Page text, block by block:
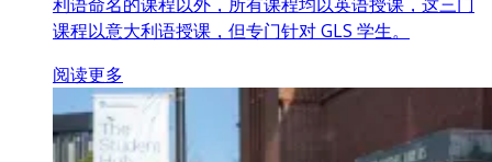
课程以意大利语授课，但专门针对 GLS 学生。
阅读更多